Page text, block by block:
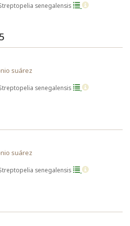
senegalensis
suárez
senegalensis
suárez
senegalensis